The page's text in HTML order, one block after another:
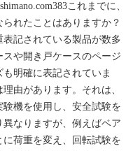
これまでに、
れたことはありますか？
記されている製品が数多
や開き戸ケースのページ
明確に表記されていま
由があります。それは、
機を使用し、安全試験を
なりますが、例えばベア
荷重を変え、回転試験を